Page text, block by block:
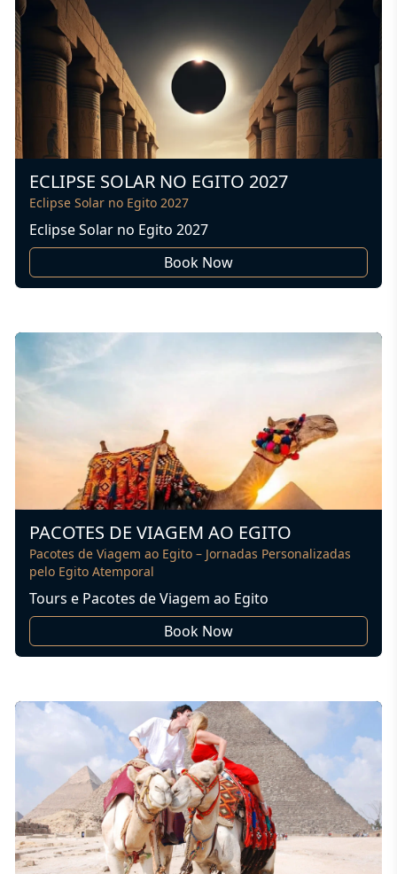
ECLIPSE SOLAR NO EGITO 2027
Eclipse Solar no Egito 2027
Eclipse Solar no Egito 2027
Book Now
PACOTES DE VIAGEM AO EGITO
Pacotes de Viagem ao Egito – Jornadas Personalizadas
pelo Egito Atemporal
Tours e Pacotes de Viagem ao Egito
Book Now